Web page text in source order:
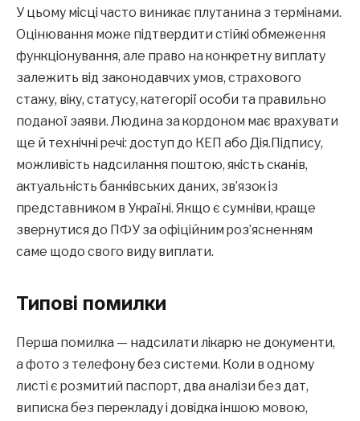
У цьому місці часто виникає плутанина з термінами.
Оцінювання може підтвердити стійкі обмеження
функціонування, але право на конкретну виплату
залежить від законодавчих умов, страхового
стажу, віку, статусу, категорії особи та правильно
поданої заяви. Людина за кордоном має врахувати
ще й технічні речі: доступ до КЕП або Дія.Підпису,
можливість надсилання поштою, якість сканів,
актуальність банківських даних, зв’язок із
представником в Україні. Якщо є сумніви, краще
звернутися до ПФУ за офіційним роз’ясненням
саме щодо свого виду виплати.
Типові помилки
Перша помилка — надсилати лікарю не документи,
а фото з телефону без системи. Коли в одному
листі є розмитий паспорт, два аналізи без дат,
виписка без перекладу і довідка іншою мовою,